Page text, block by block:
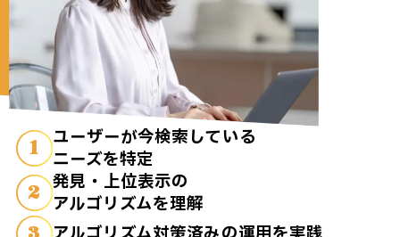
1 ユーザーが今検索している
ニーズを特定
2 発見・上位表示の
アルゴリズムを理解